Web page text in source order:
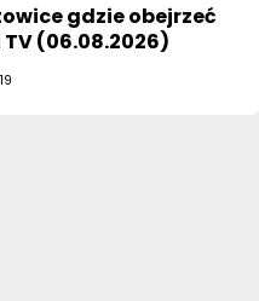
gdzie obejrzeć
(06.08.2026)